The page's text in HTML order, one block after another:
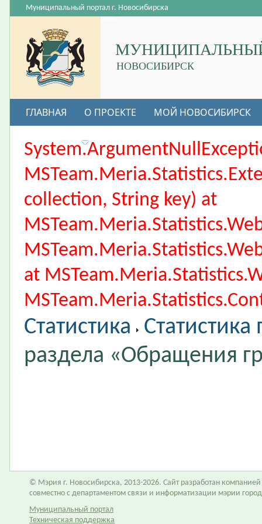
НОВОСИБИРСК
Муниципальный портал г. Новосибирска
ГЛАВНАЯ О ПРОЕКТЕ МОЙ НОВОСИБИРСК
ВАКАНСИИ
collection, String key) at
at
Статистика
раздела «Обращения
© Мэрия г. Новосибирска, 2013-2026. Сайт разработан компанией
совместно с департаментом связи и информатизации мэрии
Муниципальный портал
Техническая поддержка